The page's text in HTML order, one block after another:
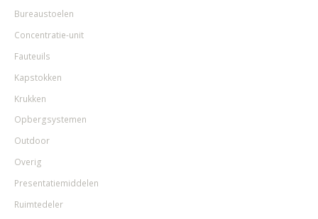
Bureaustoelen
Concentratie-unit
Fauteuils
Kapstokken
Krukken
Opbergsystemen
Outdoor
Overig
Presentatiemiddelen
Ruimtedeler